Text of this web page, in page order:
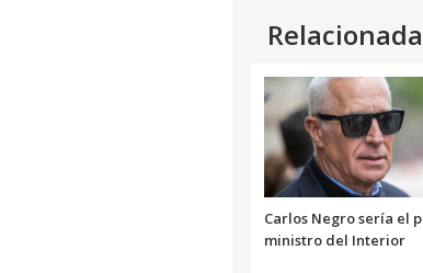
Carlos Negro sería el
ministro del Interior